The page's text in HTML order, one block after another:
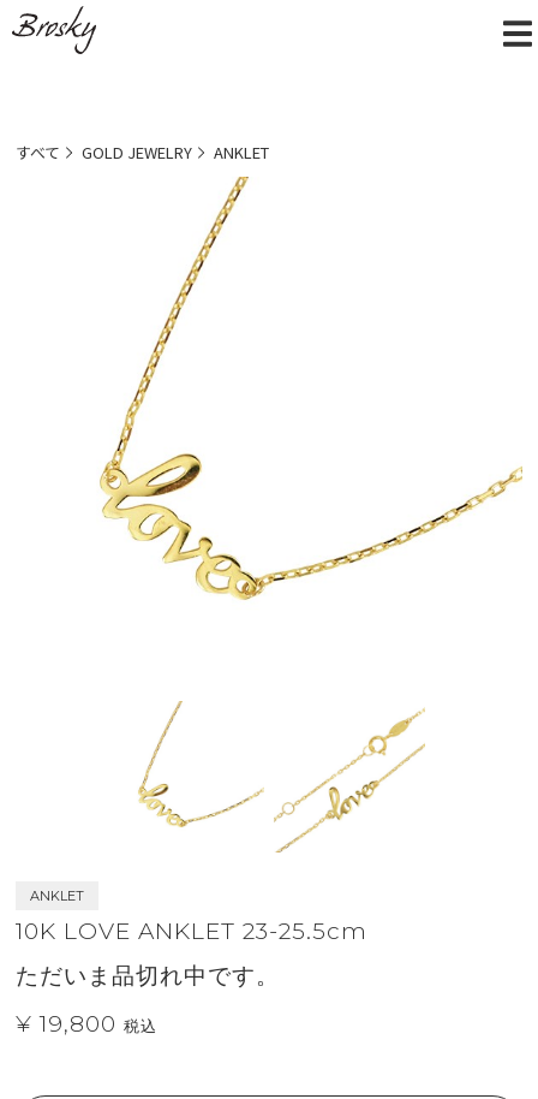
すべて GOLD JEWELRY ANKLET
ANKLET
10K LOVE ANKLET 23-25.5cm
ただいま品切れ中です。
¥ 19,800税込